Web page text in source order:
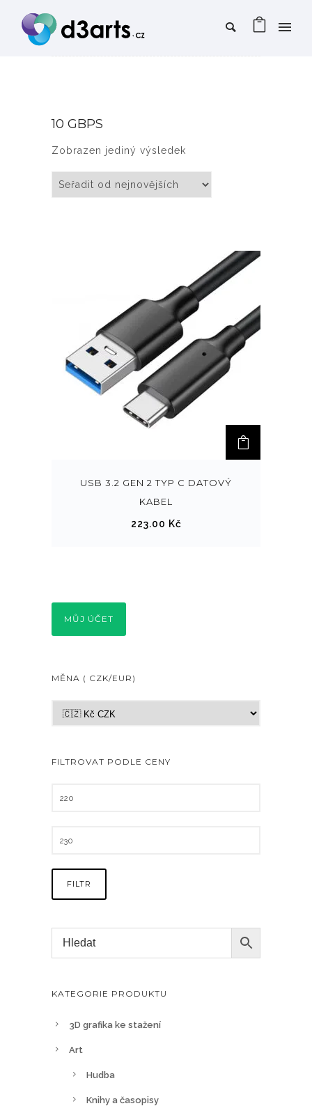
10 GBPS
Zobrazen jediný výsledek
USB 3.2 GEN 2 TYP C DATOVÝ
KABEL
223.00 Kč
MŮJ ÚČET
MĚNA ( CZK/EUR)
FILTROVAT PODLE CENY
FILTR
KATEGORIE PRODUKTU
3D grafika ke stažení
Art
Hudba
Knihy a časopisy